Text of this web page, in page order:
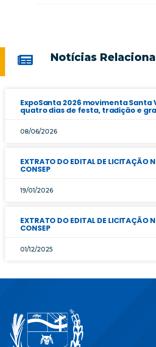
Notícias
ExpoSanta 2026 movimenta Santa
quatro dias de festa, tradição e
08/06/2026
EXTRATO DO EDITAL DE LICITAÇÃO
CONSEP
19/01/2026
EXTRATO DO EDITAL DE LICITAÇÃO
CONSEP
01/12/2025